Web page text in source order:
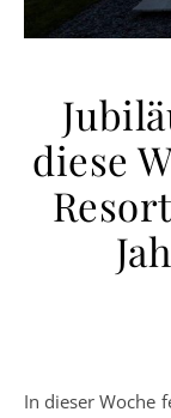
diese
In dieser Woche feiert das Van der Valk Resort Linstow sein